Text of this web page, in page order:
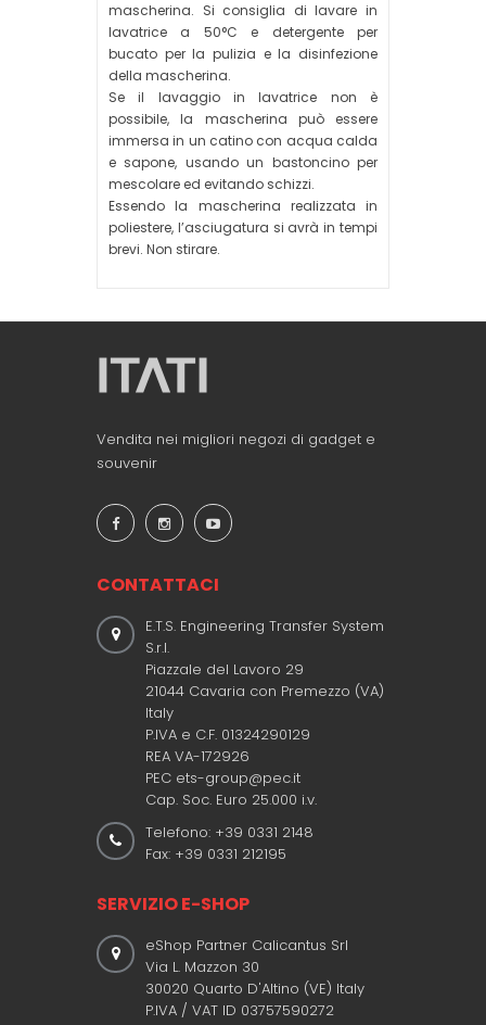
mascherina. Si consiglia di lavare in
lavatrice a 50°C e detergente per
bucato per la pulizia e la disinfezione
della mascherina.
Se il lavaggio in lavatrice non è
possibile, la mascherina può essere
immersa in un catino con acqua calda
e sapone, usando un bastoncino per
mescolare ed evitando schizzi.
Essendo la mascherina realizzata in
poliestere, l’asciugatura si avrà in tempi
brevi. Non stirare.
Vendita nei migliori negozi di gadget e
souvenir
CONTATTACI
E.T.S. Engineering Transfer System
S.r.l.
Piazzale del Lavoro 29
21044 Cavaria con Premezzo (VA)
Italy
P.IVA e C.F. 01324290129
REA VA-172926
PEC ets-group@pec.it
Cap. Soc. Euro 25.000 i.v.
Telefono: +39 0331 2148
Fax: +39 0331 212195
SERVIZIO E-SHOP
eShop Partner Calicantus Srl
Via L. Mazzon 30
30020 Quarto D'Altino (VE) Italy
P.IVA / VAT ID 03757590272